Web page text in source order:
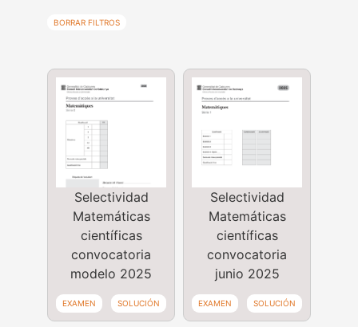
BORRAR FILTROS
Selectividad
Matemáticas
científicas
convocatoria
modelo 2025
EXAMEN SOLUCIÓN
Selectividad
Matemáticas
científicas
convocatoria
junio 2025
EXAMEN SOLUCIÓN